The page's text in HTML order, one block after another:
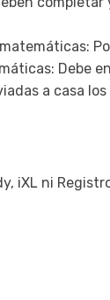
Debe
a casa
iXL ni